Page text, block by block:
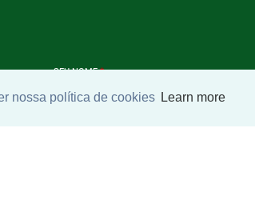
nossa política de cookies Learn more
SEU NOME*